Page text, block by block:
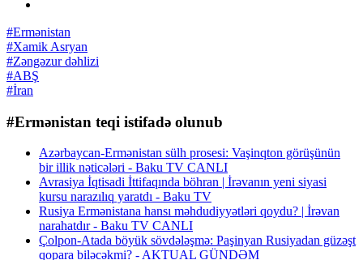
#Ermənistan
#Xamik Asryan
#Zəngəzur dəhlizi
#ABŞ
#İran
#Ermənistan teqi istifadə olunub
Azərbaycan-Ermənistan sülh prosesi: Vaşinqton görüşünün
bir illik nəticələri - Baku TV CANLI
Avrasiya İqtisadi İttifaqında böhran | İrəvanın yeni siyasi
kursu narazılıq yaratdı - Baku TV
Rusiya Ermənistana hansı məhdudiyyətləri qoydu? | İrəvan
narahatdır - Baku TV CANLI
Çolpon-Atada böyük sövdələşmə: Paşinyan Rusiyadan güzəşt
qopara biləcəkmi? - AKTUAL GÜNDƏM